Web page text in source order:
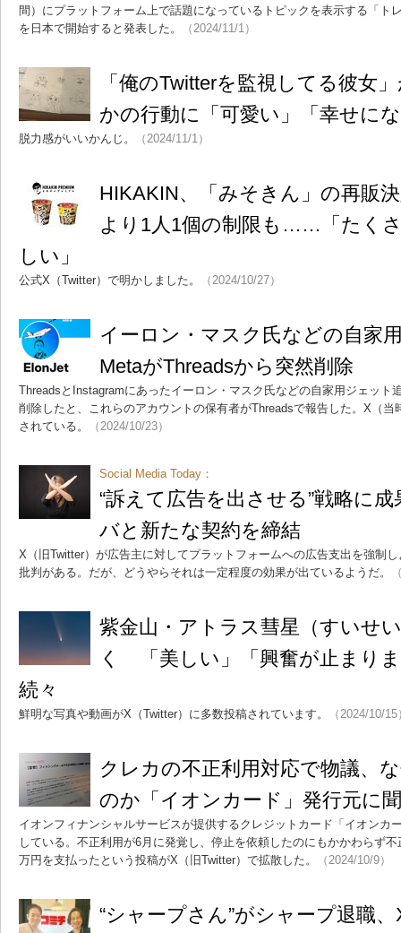
間）にプラットフォーム上で話題になっているトピックを表示する「ト
を日本で開始すると発表した。
（2024/11/1）
「俺のTwitterを監視してる彼女
かの行動に「可愛い」「幸せに
脱力感がいいかんじ。 （2024/11/1）
HIKAKIN、「みそきん」の再販
より1人1個の制限も……「たく
しい」
公式X（Twitter）で明かしました。 （2024/10/27）
イーロン・マスク氏などの自家
MetaがThreadsから突然削除
ThreadsとInstagramにあったイーロン・マスク氏などの自家用ジェット
削除したと、これらのアカウントの保有者がThreadsで報告した。X（当
されている。
（2024/10/23）
Social Media Today：
“訴えて広告を出させる”戦略に
バと新たな契約を締結
X（旧Twitter）が広告主に対してプラットフォームへの広告支出を強制
批判がある。だが、どうやらそれは一定程度の効果が出ているようだ。
紫金山・アトラス彗星（すいせ
く 「美しい」「興奮が止まり
続々
鮮明な写真や動画がX（Twitter）に多数投稿されています。 （2024/10/15
クレカの不正利用対応で物議、
のか「イオンカード」発行元に
イオンフィナンシャルサービスが提供するクレジットカード「イオンカ
している。不正利用が6月に発覚し、停止を依頼したのにもかかわらず
万円を支払ったという投稿がX（旧Twitter）で拡散した。
（2024/10/9）
“シャープさん”がシャープ退職